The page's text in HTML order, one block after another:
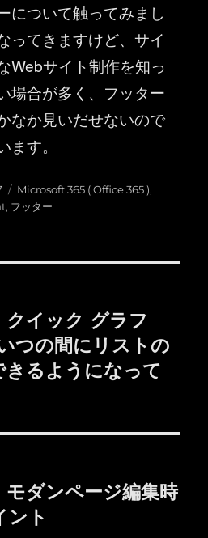
について触ってみまし
ってきますけど、サイ
Webサイト制作を知っ
場合が多く、フッター
なか見いだせないので
す。
カ
テ
Microsoft 365 ( Office 365 ),
, フッター
イック グラフ
つの間にリストの
きるようになって
ダンページ編集時
ント